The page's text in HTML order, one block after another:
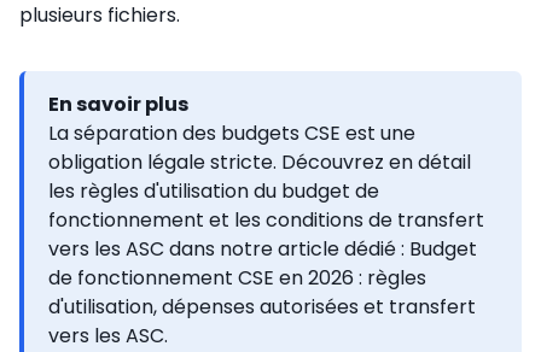
plusieurs fichiers.
En savoir plus
La séparation des budgets CSE est une
obligation légale stricte. Découvrez en détail
les règles d'utilisation du budget de
fonctionnement et les conditions de transfert
vers les ASC dans notre article dédié : Budget
de fonctionnement CSE en 2026 : règles
d'utilisation, dépenses autorisées et transfert
vers les ASC.